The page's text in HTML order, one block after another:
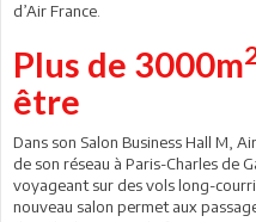
d’Air France.
Plus de 3000m
être
Dans son Salon Business Hall M,
de son réseau à Paris-Charles de
voyageant sur des vols long-
nouveau salon permet aux